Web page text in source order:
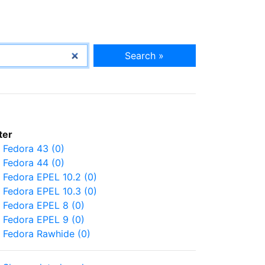
Search »
Fedora 43 (0)
Fedora 44 (0)
Fedora EPEL 10.2 (0)
Fedora EPEL 10.3 (0)
Fedora EPEL 8 (0)
Fedora EPEL 9 (0)
Fedora Rawhide (0)